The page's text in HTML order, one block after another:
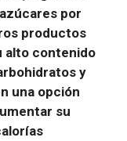
por
productos
alto contenido
y
una opción
su